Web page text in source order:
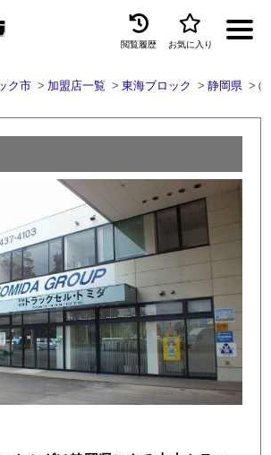
トラック買取
トラック市とは
加盟店一覧
お問い合わせ
お気に入り
閲覧履歴
保存した検索条件
閲覧履歴 お気に入り
ク市 加盟店一覧 東海ブロック 静岡県